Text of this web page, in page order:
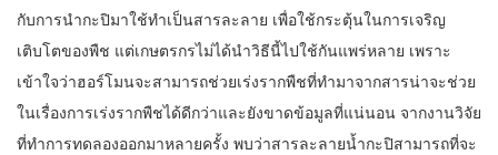
กับการนำกะปิมาใช้ทำเป็นสารละลาย เพื่อใช้กระตุ้นในการเจริญ
เติบโตของพืช แต่เกษตรกรไม่ได้นำวิธีนี้ไปใช้กันแพร่หลาย เพราะ
เข้าใจว่าฮอร์โมนจะสามารถช่วยเร่งรากพืชที่ทำมาจากสารน่าจะช่วย
ในเรื่องการเร่งรากพืชได้ดีกว่าและยังขาดข้อมูลที่แน่นอน จากงานวิจัย
ที่ทำการทดลองออกมาหลายครั้ง พบว่าสารละลายน้ำกะปิสามารถที่จะ